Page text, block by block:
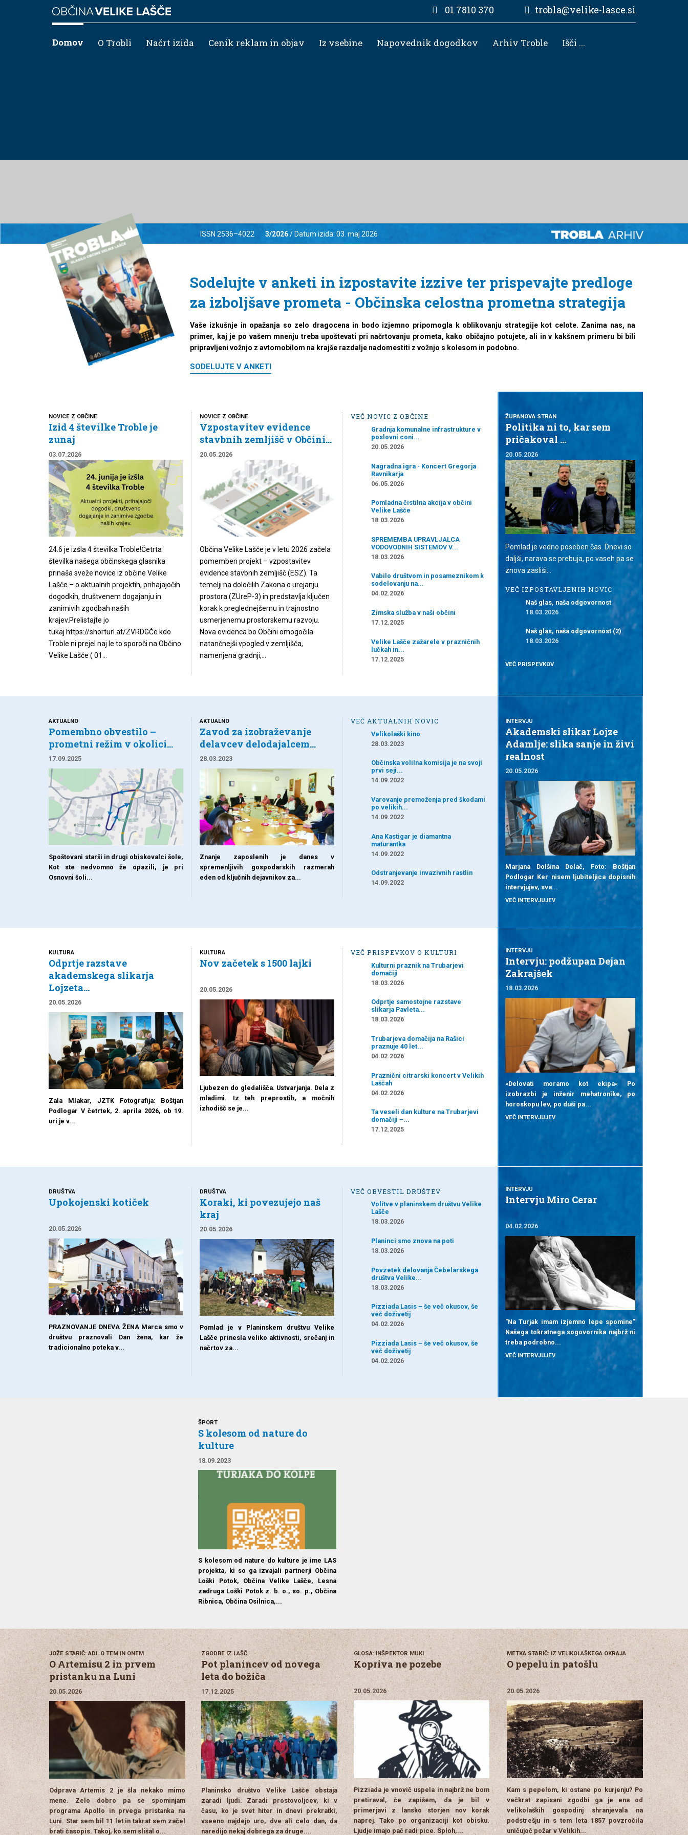
01 7810 370 trobla@velike-lasce.si
Domov O Trobli Načrt izida Cenik reklam in objav Iz vsebine Napovednik dogodkov Arhiv Troble Išči ...
ISSN 2536–4022 3/2026/ Datum izida: 03. maj 2026
Sodelujte v anketi in izpostavite izzive ter prispevajte predloge
za izboljšave prometa - Občinska celostna prometna strategija
Vaše izkušnje in opažanja so zelo dragocena in bodo izjemno pripomogla k oblikovanju strategije kot celote. Zanima nas, na
primer, kaj je po vašem mnenju treba upoštevati pri načrtovanju prometa, kako običajno potujete, ali in v kakšnem primeru bi bili
pripravljeni vožnjo z avtomobilom na krajše razdalje nadomestiti z vožnjo s kolesom in podobno.
SODELUJTE V ANKETI
NOVICE Z OBČINE
Izid 4 številke Troble je
zunaj
03.07.2026
24.6 je izšla 4 številka Troble!Četrta
številka našega občinskega glasnika
prinaša sveže novice iz občine Velike
Lašče – o aktualnih projektih, prihajajočih
dogodkih, društvenem dogajanju in
zanimivih zgodbah naših
krajev.Prelistajte jo
tukaj https://shorturl.at/ZVRDGČe kdo
Troble ni prejel naj le to sporoči na Občino
Velike Lašče ( 01...
NOVICE Z OBČINE
Vzpostavitev evidence
stavbnih zemljišč v Občini...
20.05.2026
Občina Velike Lašče je v letu 2026 začela
pomemben projekt – vzpostavitev
evidence stavbnih zemljišč (ESZ). Ta
temelji na določilih Zakona o urejanju
prostora (ZUreP-3) in predstavlja ključen
korak k preglednejšemu in trajnostno
usmerjenemu prostorskemu razvoju.
Nova evidenca bo Občini omogočila
natančnejši vpogled v zemljišča,
namenjena gradnji,...
VEČ NOVIC Z OBČINE
Gradnja komunalne infrastrukture v
poslovni coni...
20.05.2026
Nagradna igra - Koncert Gregorja
Ravnikarja
06.05.2026
Pomladna čistilna akcija v občini
Velike Lašče
18.03.2026
SPREMEMBA UPRAVLJALCA
VODOVODNIH SISTEMOV V...
18.03.2026
Vabilo društvom in posameznikom k
sodelovanju na...
04.02.2026
Zimska služba v naši občini
17.12.2025
Velike Lašče zažarele v prazničnih
lučkah in...
17.12.2025
ŽUPANOVA STRAN
Politika ni to, kar sem
pričakoval …
20.05.2026
Pomlad je vedno poseben čas. Dnevi so
daljši, narava se prebuja, po vaseh pa se
znova zasliši...
VEČ IZPOSTAVLJENIH NOVIC
Naš glas, naša odgovornost
18.03.2026
Naš glas, naša odgovornost (2)
18.03.2026
VEČ PRISPEVKOV
AKTUALNO
Pomembno obvestilo –
prometni režim v okolici...
17.09.2025
Spoštovani starši in drugi obiskovalci šole,
Kot ste nedvomno že opazili, je pri
Osnovni šoli...
AKTUALNO
Zavod za izobraževanje
delavcev delodajalcem...
28.03.2023
Znanje zaposlenih je danes v
spremenljivih gospodarskih razmerah
eden od ključnih dejavnikov za...
VEČ AKTUALNIH NOVIC
Velikolaški kino
28.03.2023
Občinska volilna komisija je na svoji
prvi seji...
14.09.2022
Varovanje premoženja pred škodami
po velikih...
14.09.2022
Ana Kastigar je diamantna
maturantka
14.09.2022
Odstranjevanje invazivnih rastlin
14.09.2022
INTERVJU
Akademski slikar Lojze
Adamlje: slika sanje in živi
realnost
20.05.2026
Marjana Dolšina Delač, Foto: Boštjan
Podlogar Ker nisem ljubiteljica dopisnih
intervjujev, sva...
VEČ INTERVJUJEV
KULTURA
Odprtje razstave
akademskega slikarja
Lojzeta...
20.05.2026
Zala Mlakar, JZTK Fotografija: Boštjan
Podlogar V četrtek, 2. aprila 2026, ob 19.
uri je v...
KULTURA
Nov začetek s 1500 lajki
20.05.2026
Ljubezen do gledališča. Ustvarjanja. Dela z
mladimi. Iz teh preprostih, a močnih
izhodišč se je...
VEČ PRISPEVKOV O KULTURI
Kulturni praznik na Trubarjevi
domačiji
18.03.2026
Odprtje samostojne razstave
slikarja Pavleta...
18.03.2026
Trubarjeva domačija na Rašici
praznuje 40 let...
04.02.2026
Praznični citrarski koncert v Velikih
Laščah
04.02.2026
Ta veseli dan kulture na Trubarjevi
domačiji –...
17.12.2025
INTERVJU
Intervju: podžupan Dejan
Zakrajšek
18.03.2026
»Delovati moramo kot ekipa« Po
izobrazbi je inženir mehatronike, po
horoskopu lev, po duši pa...
VEČ INTERVJUJEV
DRUŠTVA
Upokojenski kotiček
20.05.2026
PRAZNOVANJE DNEVA ŽENA Marca smo v
društvu praznovali Dan žena, kar že
tradicionalno poteka v...
DRUŠTVA
Koraki, ki povezujejo naš
kraj
20.05.2026
Pomlad je v Planinskem društvu Velike
Lašče prinesla veliko aktivnosti, srečanj in
načrtov za...
VEČ OBVESTIL DRUŠTEV
Volitve v planinskem društvu Velike
Lašče
18.03.2026
Planinci smo znova na poti
18.03.2026
Povzetek delovanja Čebelarskega
društva Velike...
18.03.2026
Pizziada Lasis – še več okusov, še
več doživetij
04.02.2026
Pizziada Lasis – še več okusov, še
več doživetij
04.02.2026
INTERVJU
Intervju Miro Cerar
04.02.2026
"Na Turjak imam izjemno lepe spomine"
Našega tokratnega sogovornika najbrž ni
treba podrobno...
VEČ INTERVJUJEV
ŠPORT
S kolesom od nature do
kulture
18.09.2023
S kolesom od nature do kulture je ime LAS
projekta, ki so ga izvajali partnerji Občina
Loški Potok, Občina Velike Lašče, Lesna
zadruga Loški Potok z. b. o., so. p., Občina
Ribnica, Občina Osilnica,...
JOŽE STARIČ: ADL O TEM IN ONEM
O Artemisu 2 in prvem
pristanku na Luni
20.05.2026
Odprava Artemis 2 je šla nekako mimo
mene. Zelo dobro pa se spominjam
programa Apollo in prvega pristanka na
Luni. Star sem bil 11 let in takrat sem začel
brati časopis. Takoj, ko sem slišal o...
ZGODBE IZ LAŠČ
Pot planincev od novega
leta do božiča
17.12.2025
Planinsko društvo Velike Lašče obstaja
zaradi ljudi. Zaradi prostovoljcev, ki v
času, ko je svet hiter in dnevi prekratki,
vseeno najdejo uro, dve ali celo dan, da
naredijo nekaj dobrega za druge....
GLOSA: INŠPEKTOR MUKI
Kopriva ne pozebe
20.05.2026
Pizziada je vnovič uspela in najbrž ne bom
pretiraval, če zapišem, da je bil v
primerjavi z lansko storjen nov korak
naprej. Tako po organizaciji kot obisku.
Ljudje imajo pač radi pice. Sploh,...
METKA STARIČ: IZ VELIKOLAŠKEGA OKRAJA
O pepelu in patošlu
20.05.2026
Kam s pepelom, ki ostane po kurjenju? Po
večkrat zapisani zgodbi ga je ena od
velikolaških gospodinj shranjevala na
podstrešju in s tem leta 1857 povzročila
uničujoč požar v Velikih...